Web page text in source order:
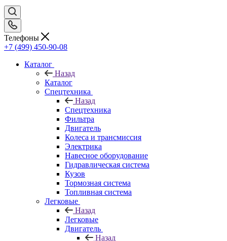
Телефоны
+7 (499) 450-90-08
Каталог
Назад
Каталог
Спецтехника
Назад
Спецтехника
Фильтра
Двигатель
Колеса и трансмиссия
Электрика
Навесное оборудование
Гидравлическая система
Кузов
Тормозная система
Топливная система
Легковые
Назад
Легковые
Двигатель
Назад